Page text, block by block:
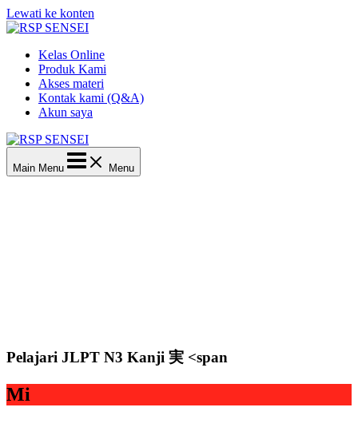
Lewati ke konten
Kelas Online
Produk Kami
Akses materi
Kontak kami (Q&A)
Akun saya
Main Menu Menu
Pelajari JLPT N3 Kanji 実 <span
Mi